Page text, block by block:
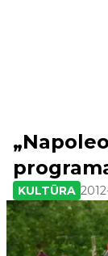
KULTŪRA